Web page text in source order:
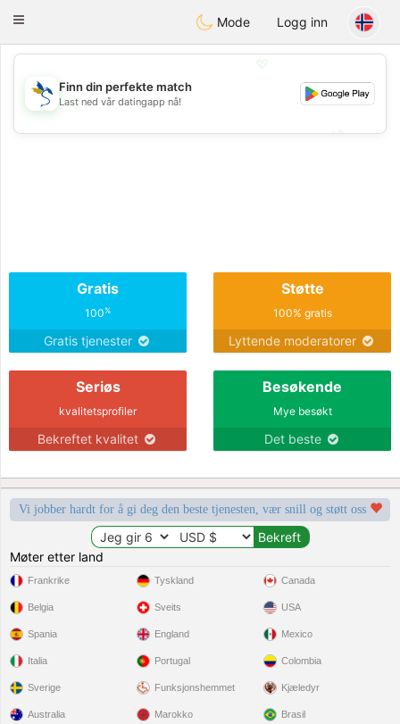
SvenskaDating
Toggle
Mode Logg inn
💖
💕
Finn din perfekte match
Last ned vår datingapp nå!
Gratis
100%
Gratis tjenester
Støtte
100% gratis
Lyttende moderatorer
Seriøs
kvalitetsprofiler
Bekreftet kvalitet
Besøkende
Mye besøkt
Det beste
Vi jobber hardt for å gi deg den beste tjenesten, vær snill og støtt oss
Møter etter land
Frankrike
Belgia
Spania
Italia
Sverige
Tyskland
Sveits
England
Portugal
Funksjonshemmet
Canada
USA
Mexico
Colombia
Kjæledyr
Australia Marokko Brasil